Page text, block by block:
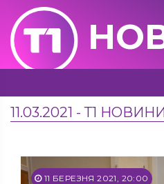
11.03.2021 - Т1
11 БЕРЕЗНЯ 2021, 20:00